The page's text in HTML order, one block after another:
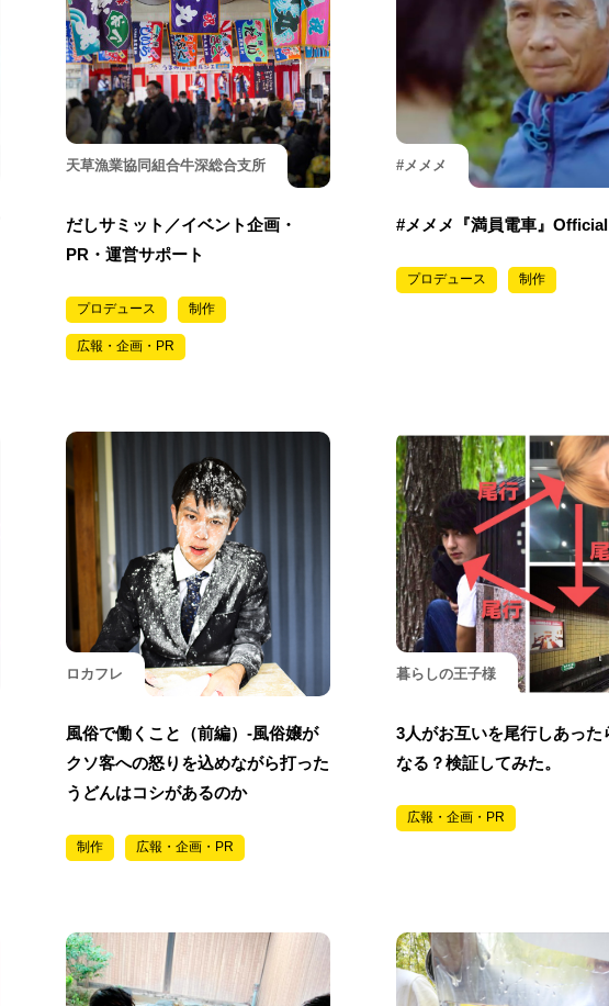
天草漁業協同組合牛深総合支所
だしサミット／イベント企画・
PR・運営サポート
プロデュース 制作
広報・企画・PR
#メメメ
#メメメ『満員電車』
プロデュース 制作
ロカフレ
風俗で働くこと（前編）-風俗嬢が
クソ客への怒りを込めながら打った
うどんはコシがあるのか
制作 広報・企画・PR
暮らしの王子様
3人がお互いを尾行しあった
なる？検証してみた。
広報・企画・PR